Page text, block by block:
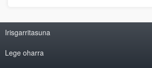
Irisgarritasuna
Lege oharra